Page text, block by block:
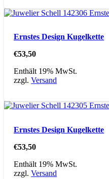
Ernstes Design Kugelkette
€53,50
Enthält 19% MwSt.
zzgl.Versand
Ernstes Design Kugelkette
€53,50
Enthält 19% MwSt.
zzgl.Versand